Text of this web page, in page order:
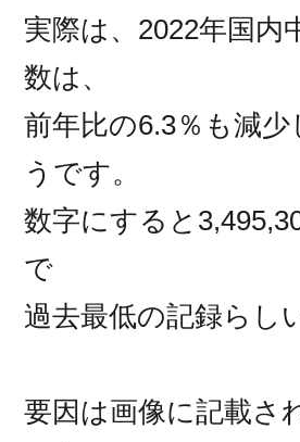
実際は、2022年国内
数は、
前年比の6.3％も減
うです。
数字にすると
で
過去最低の記録らし
要因は画像に記載さ